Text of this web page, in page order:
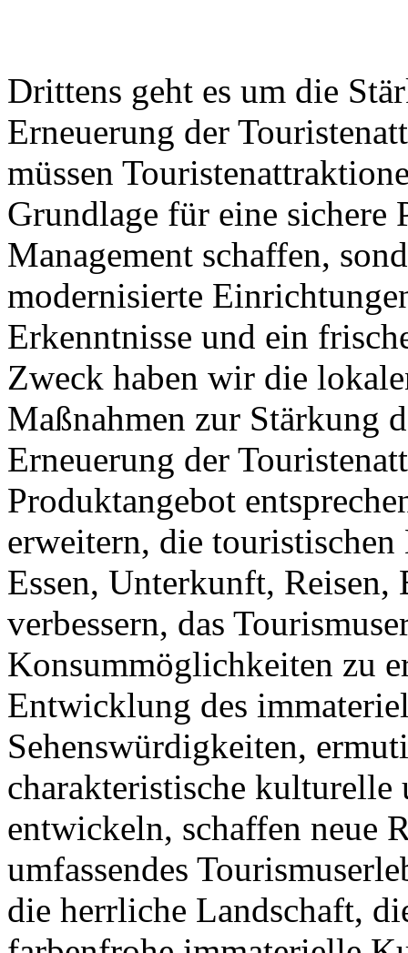
Drittens geht es um die
Erneuerung der
müssen
Grundlage für eine
Management schaffen,
modernisierte
Erkenntnisse und ein
Zweck haben wir die
Maßnahmen zur Stärkung
Erneuerung der
Produktangebot
erweitern, die
Essen, Unterkunft,
verbessern, das
Konsummöglichkeiten zu
Entwicklung des
Sehenswürdigkeiten,
charakteristische
entwickeln, schaffen neue
umfassendes
die herrliche Landschaft,